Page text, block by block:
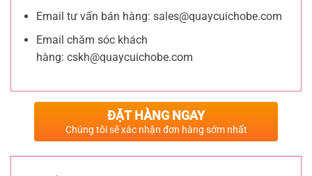
Email tư vấn bán hàng: sales@quaycuichobe.com
Email chăm sóc khách
hàng: cskh@quaycuichobe.com
ĐẶT HÀNG NGAY
Chúng tôi sẽ xác nhận đơn hàng sớm nhất